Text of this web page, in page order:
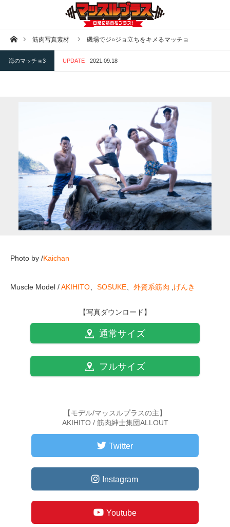
ホーム筋肉写真素材 磯場でジ○ジョ立ちをキメるマッチョ
海のマッチョ3 UPDATE 2021.09.18
Photo by /Kaichan
Muscle Model /AKIHITO SOSUKE 外資系筋肉 げんき
【写真ダウンロード】
通常サイズ
フルサイズ
【モデル/マッスルプラスの主】
AKIHITO / 筋肉紳士集団ALLOUT
Twitter
Instagram
Youtube